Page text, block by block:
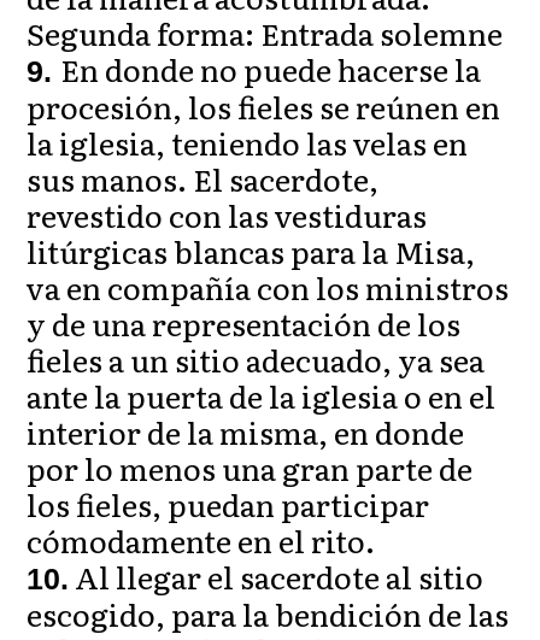
Segunda forma: Entrada solemne
9. En donde no puede hacerse la
procesión, los fieles se reúnen en
la iglesia, teniendo las velas en
sus manos. El sacerdote,
revestido con las vestiduras
litúrgicas blancas para la Misa,
va en compañía con los ministros
y de una representación de los
fieles a un sitio adecuado, ya sea
ante la puerta de la iglesia o en el
interior de la misma, en donde
por lo menos una gran parte de
los fieles, puedan participar
cómodamente en el rito.
10. Al llegar el sacerdote al sitio
escogido, para la bendición de las